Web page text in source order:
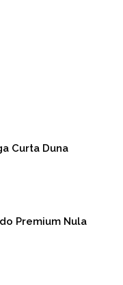
Curta Duna
Premium Nula